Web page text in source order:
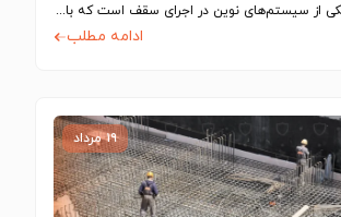
سقف روفیکس یکی از سیستم‌های نوین در اجرای سقف است که با استفاده از…
ادامه مطلب
۱۹ مرداد